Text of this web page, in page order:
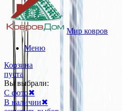
Мир ковров
Меню
Корзина
пуста
Вы выбрали:
С фото✖
В наличии✖